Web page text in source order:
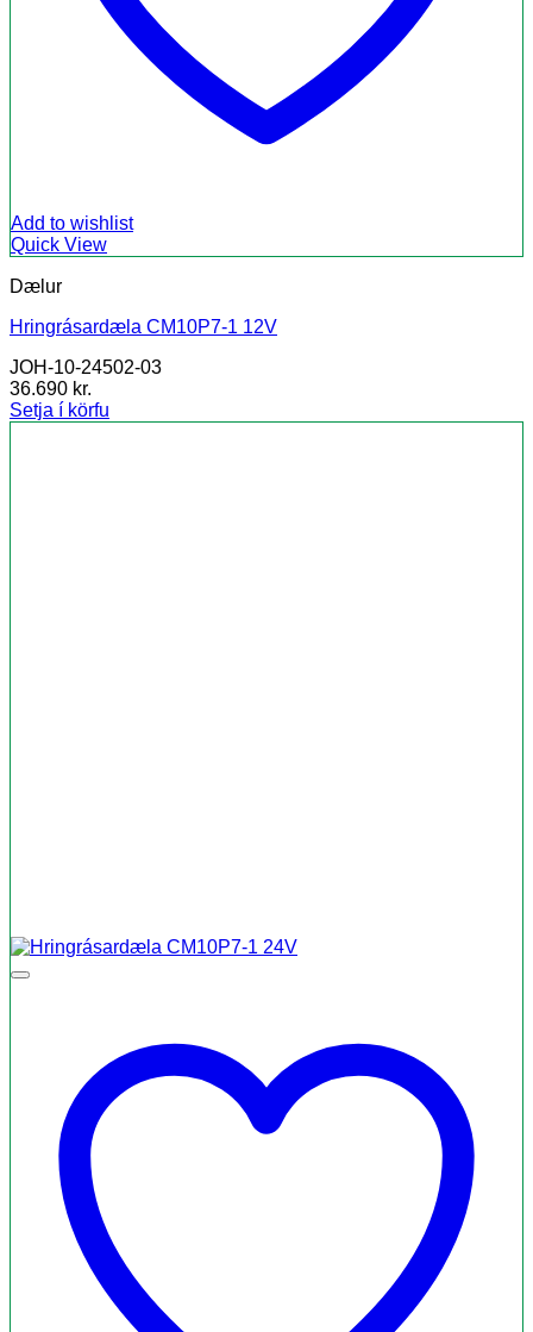
Add to wishlist
Quick View
Dælur
Hringrásardæla CM10P7-1 12V
JOH-10-24502-03
36.690 kr.
Setja í körfu